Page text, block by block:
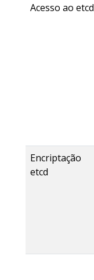
Acesso ao etcd
Encriptação
etcd